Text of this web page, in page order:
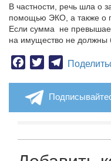
В частности, речь шла о
помощью ЭКО, а также о
Если сумма не
на имущество не должны
Facebook
TwitterTelegram